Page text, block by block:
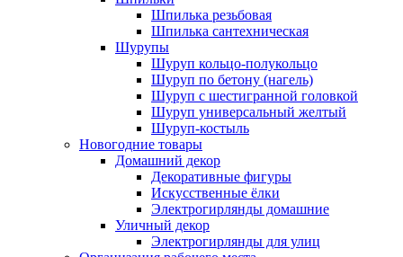
Шпилька резьбовая
Шпилька сантехническая
Шурупы
Шуруп кольцо-полукольцо
Шуруп по бетону (нагель)
Шуруп с шестигранной головкой
Шуруп универсальный желтый
Шуруп-костыль
Новогодние товары
Домашний декор
Декоративные фигуры
Искусственные ёлки
Электрогирлянды домашние
Уличный декор
Электрогирлянды для улиц